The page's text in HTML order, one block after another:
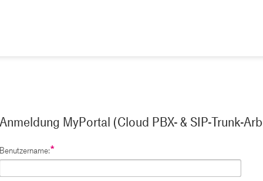
Anmeldung MyPortal (Cloud PBX- & SIP-Trunk-
Benutzername:*